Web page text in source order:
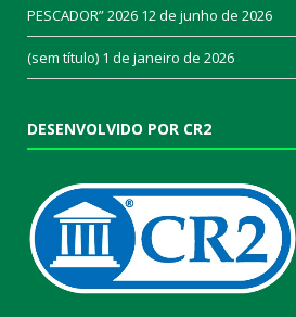
PESCADOR” 2026 12 de junho de 2026
(sem título) 1 de janeiro de 2026
DESENVOLVIDO POR CR2